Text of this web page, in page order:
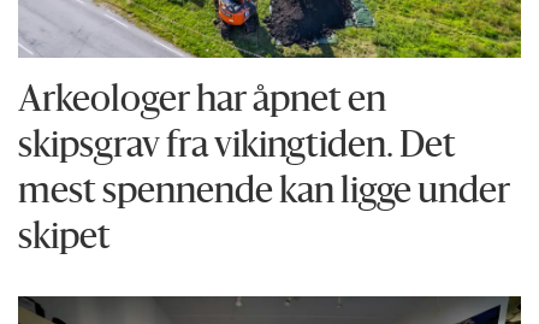
Arkeologer har åpnet en
skipsgrav fra vikingtiden. Det
mest spennende kan ligge under
skipet